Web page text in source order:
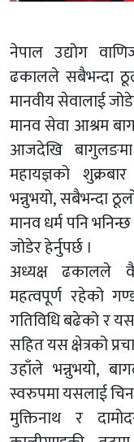
नेपाल उद्योग
ढकालले सबैभन्दा
मानवीय सेवालाई
मानव सेवा आश्रम
आजदेखि
महायज्ञको
भन्नुभयो, सबैभन्दा
मानव धर्म पनि
जोडेर हेर्नुपर्छ ।
अध्यक्ष ढकालले
महत्वपूर्ण रहेको
गतिविधि बढेको र
सहित यस क्षेत्रको
उहाँले भन्नुभयो,
स्वरुपमा यसलाई
मुक्तिनाथ र